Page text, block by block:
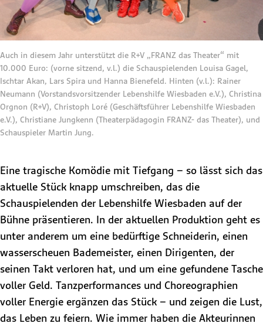
Auch in diesem Jahr unterstützt die R+V „FRANZ das Theater“ mit
10.000 Euro: (vorne sitzend, v.l.) die Schauspielenden Louisa Gagel,
Ischtar Akan, Lars Spira und Hanna Bienefeld. Hinten (v.l.): Rainer
Neumann (Vorstandsvorsitzender Lebenshilfe Wiesbaden e.V.), Christina
Orgnon (R+V), Christoph Loré (Geschäftsführer Lebenshilfe Wiesbaden
e.V.), Christiane Jungkenn (Theaterpädagogin FRANZ- das Theater), und
Schauspieler Martin Jung.
Eine tragische Komödie mit Tiefgang – so lässt sich das
aktuelle Stück knapp umschreiben, das die
Schauspielenden der Lebenshilfe Wiesbaden auf der
Bühne präsentieren. In der aktuellen Produktion geht es
unter anderem um eine bedürftige Schneiderin, einen
wasserscheuen Bademeister, einen Dirigenten, der
seinen Takt verloren hat, und um eine gefundene Tasche
voller Geld. Tanzperformances und Choreographien
voller Energie ergänzen das Stück – und zeigen die Lust,
das Leben zu feiern. Wie immer haben die Akteurinnen